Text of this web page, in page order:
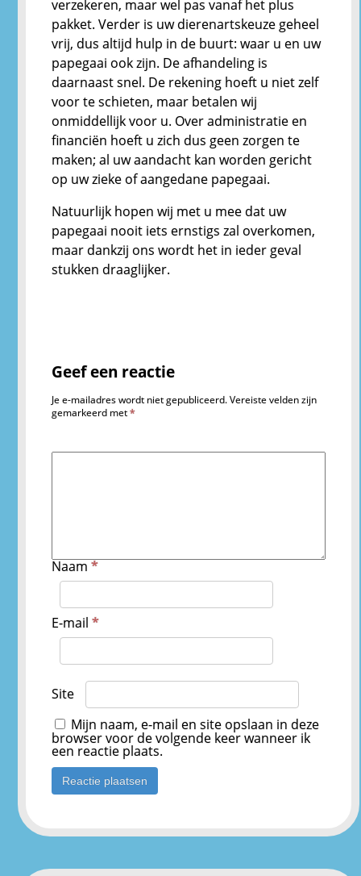
verzekeren, maar wel pas vanaf het plus
pakket. Verder is uw dierenartskeuze geheel
vrij, dus altijd hulp in de buurt: waar u en uw
papegaai ook zijn. De afhandeling is
daarnaast snel. De rekening hoeft u niet zelf
voor te schieten, maar betalen wij
onmiddellijk voor u. Over administratie en
financiën hoeft u zich dus geen zorgen te
maken; al uw aandacht kan worden gericht
op uw zieke of aangedane papegaai.
Natuurlijk hopen wij met u mee dat uw
papegaai nooit iets ernstigs zal overkomen,
maar dankzij ons wordt het in ieder geval
stukken draaglijker.
Geef een reactie
Je e-mailadres wordt niet gepubliceerd. Vereiste velden zijn
gemarkeerd met*
Naam*
E-mail*
Site
Mijn naam, e-mail en site opslaan in deze
browser voor de volgende keer wanneer ik
een reactie plaats.